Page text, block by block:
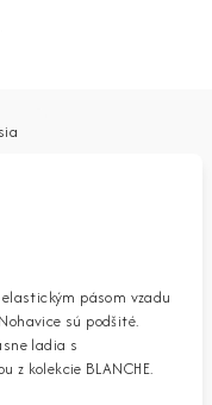
pásom vzadu
sú podšité.
ladia s
z kolekcie BLANCHE.